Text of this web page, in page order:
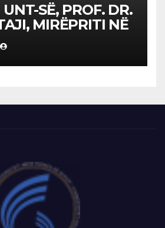
SË, PROF. DR.
MIRËPRITI NË
DREJTORIN E
DR. BURIM